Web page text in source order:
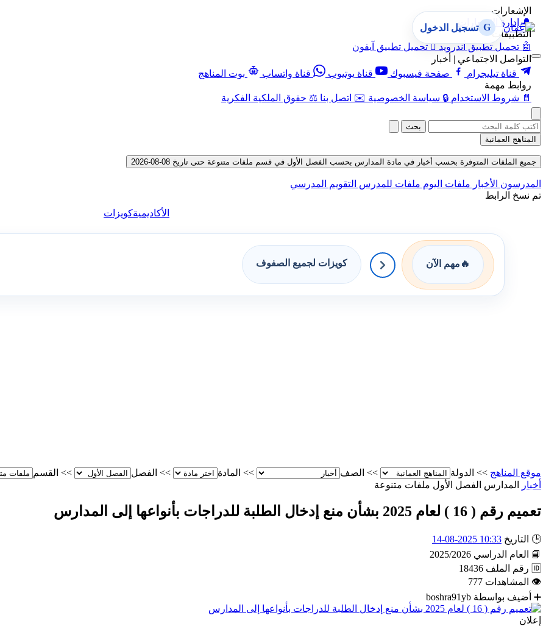
الإشعارات
🔔 إدارة الإشعارات
التطبيقات
🤖 تحميل تطبيق أندرويد  تحميل تطبيق آيفون
التواصل الاجتماعي | أخبار
قناة تيليجرام
صفحة فيسبوك قناة يوتيوب قناة واتساب
بوت المناهج
روابط مهمة
📄 شروط الاستخدام 🔒 سياسة الخصوصية ✉️ اتصل بنا ⚖️ حقوق الملكية الفكرية
G تسجيل الدخول
بحث
المناهج العمانية
جميع الملفات المتوفرة بحسب أخبار في مادة المدارس بحسب الفصل الأول في قسم ملفات متنوعة حتى تاريخ 08-08-2026
المدرسون الأخبار ملفات اليوم ملفات للمدرس التقويم المدرسي
تم نسخ الرابط
الأكاديميةكويزات
🔥 مهم الآن كويزات لجميع الصفوف
موقع المناهج >> الدولة >> الصف >> المادة >> الفصل >> القسم
أخبار
المدارس الفصل الأول ملفات متنوعة
تعميم رقم ( 16 ) لعام 2025 بشأن منع إدخال الطلبة للدراجات بأنواعها إلى المدارس
🕒 التاريخ 10:33 2025-08-14
📘
العام الدراسي 2025/2026
🆔 رقم الملف 18436
👁 المشاهدات 777
➕ أضيف بواسطة boshra91yb
إعلان